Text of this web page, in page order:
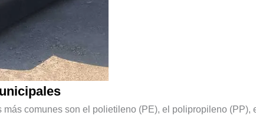
comunes son el polietileno (PE), el polipropileno